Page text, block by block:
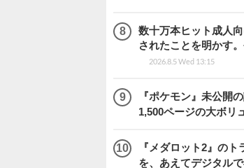
数十万本ヒット成人
されたことを明かす
2026.8.5 Wed 13:15
『ポケモン』未公開
1,500ページの大ボリ
『メダロット2』の
を、あえてデジタル